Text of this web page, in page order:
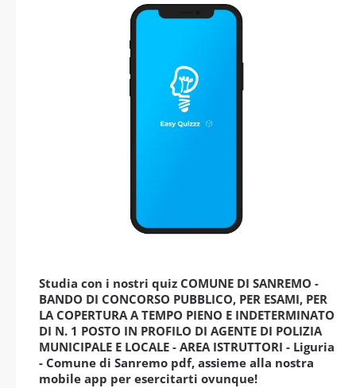
Studia con i nostri quiz COMUNE DI SANREMO -
BANDO DI CONCORSO PUBBLICO, PER ESAMI, PER
LA COPERTURA A TEMPO PIENO E INDETERMINATO
DI N. 1 POSTO IN PROFILO DI AGENTE DI POLIZIA
MUNICIPALE E LOCALE - AREA ISTRUTTORI - Liguria
- Comune di Sanremo pdf, assieme alla nostra
mobile app per esercitarti ovunque!